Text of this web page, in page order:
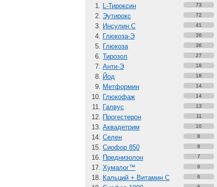
L-Тироксин 73
Эутирокс 72
Инсулин С 41
Глюкоза-Э 36
Глюкоза 36
Тирозол 27
Анти-Э 18
Йод 18
Метформин 14
Глюкофаж 14
Галвус 13
Прогестерон 11
Аквадетрим 10
Селен 8
Сиофор 850 8
Преднизолон 7
Хумалог™ 6
Кальций + Витамин C 6